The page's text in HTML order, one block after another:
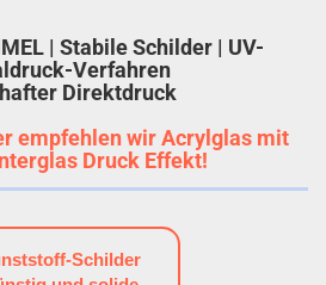
| Stabile Schilder | UV-
Verfahren
Direktdruck
empfehlen wir Acrylglas mit
Druck Effekt!
Schilder